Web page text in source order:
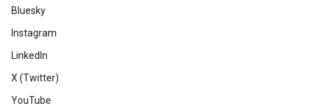
Bluesky
Instagram
LinkedIn
X (Twitter)
YouTube